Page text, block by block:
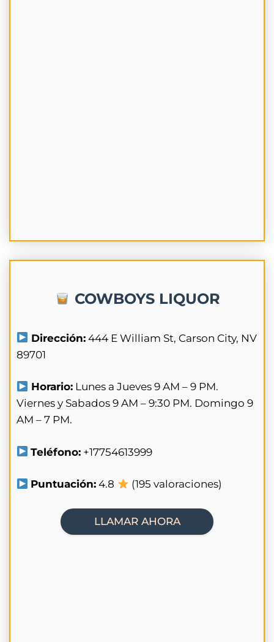
COWBOYS LIQUOR
Dirección: 444 E William St, Carson City, NV
89701
Horario: Lunes a Jueves 9 AM – 9 PM.
Viernes y Sabados 9 AM – 9:30 PM. Domingo 9
AM – 7 PM.
Teléfono: +17754613999
Puntuación: 4.8 (195 valoraciones)
LLAMAR AHORA